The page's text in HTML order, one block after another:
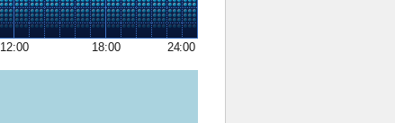
12:00 18:00 24:00